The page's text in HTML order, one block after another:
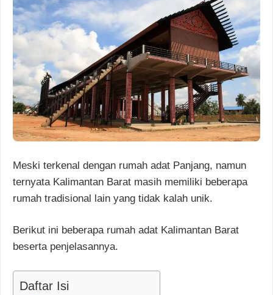
Meski terkenal dengan rumah adat Panjang, namun
ternyata Kalimantan Barat masih memiliki beberapa
rumah tradisional lain yang tidak kalah unik.
Berikut ini beberapa rumah adat Kalimantan Barat
beserta penjelasannya.
Daftar Isi